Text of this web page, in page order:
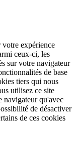
expérience
ceux-ci, les
sur votre navigateur
de base
tiers qui nous
utilisez ce site
navigateur qu'avec
de désactiver
de ces cookies